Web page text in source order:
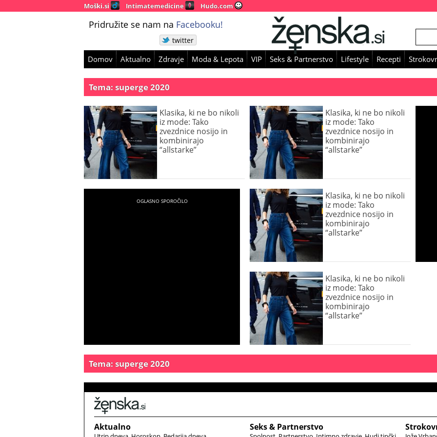
Moški.si Intimatemedicine Hudo.com
Pridružite se nam na Facebooku!
twitter
Domov Aktualno Zdravje Moda & Lepota VIP Seks & Partnerstvo Lifestyle Recepti
Tema: superge 2020
Klasika, ki ne bo nikoli
iz mode: Tako
zvezdnice nosijo in
kombinirajo
“allstarke”
Klasika, ki ne bo nikoli
iz mode: Tako
zvezdnice nosijo in
kombinirajo
“allstarke”
Klasika, ki ne bo nikoli
iz mode: Tako
zvezdnice nosijo in
kombinirajo
“allstarke”
Klasika, ki ne bo nikoli
iz mode: Tako
zvezdnice nosijo in
kombinirajo
“allstarke”
Tema: superge 2020
Aktualno Seks & Partnerstvo